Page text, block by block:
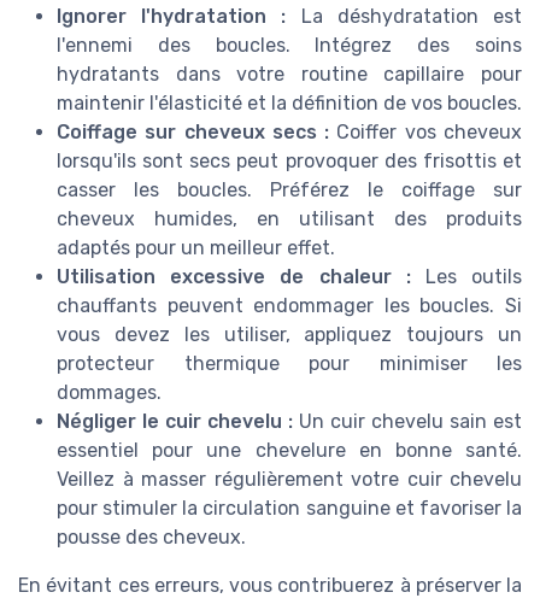
Ignorer l'hydratation : La déshydratation est
l'ennemi des boucles. Intégrez des soins
hydratants dans votre routine capillaire pour
maintenir l'élasticité et la définition de vos boucles.
Coiffage sur cheveux secs : Coiffer vos cheveux
lorsqu'ils sont secs peut provoquer des frisottis et
casser les boucles. Préférez le coiffage sur
cheveux humides, en utilisant des produits
adaptés pour un meilleur effet.
Utilisation excessive de chaleur :Les outils
chauffants peuvent endommager les boucles. Si
vous devez les utiliser, appliquez toujours un
protecteur thermique pour minimiser les
dommages.
Négliger le cuir chevelu : Un cuir chevelu sain est
essentiel pour une chevelure en bonne santé.
Veillez à masser régulièrement votre cuir chevelu
pour stimuler la circulation sanguine et favoriser la
pousse des cheveux.
En évitant ces erreurs, vous contribuerez à préserver la